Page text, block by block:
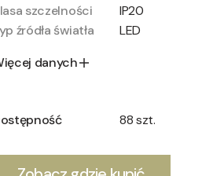
szczelności
IP20
źródła światła
LED
danych
88 szt.